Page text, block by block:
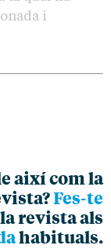
i
així com la
Fes-te
revista als
habituals.